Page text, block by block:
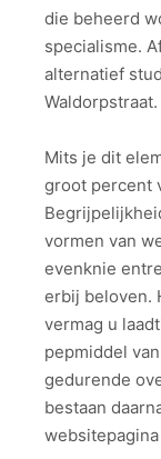
die beheerd
specialisme.
alternatief
Waldorpstraat.
Mits je dit
groot percent
vormen van
evenknie
erbij beloven.
vermag u
pepmiddel
gedurende
bestaan